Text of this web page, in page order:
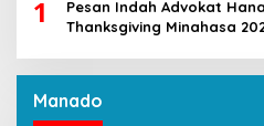
1
Pesan Indah Advokat
Thanksgiving Minahasa
Manado